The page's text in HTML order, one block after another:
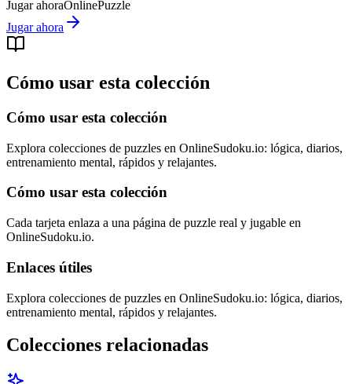
Jugar ahoraOnlinePuzzle
Jugar ahora
Cómo usar esta colección
Cómo usar esta colección
Explora colecciones de puzzles en OnlineSudoku.io: lógica, diarios,
entrenamiento mental, rápidos y relajantes.
Cómo usar esta colección
Cada tarjeta enlaza a una página de puzzle real y jugable en
OnlineSudoku.io.
Enlaces útiles
Explora colecciones de puzzles en OnlineSudoku.io: lógica, diarios,
entrenamiento mental, rápidos y relajantes.
Colecciones relacionadas